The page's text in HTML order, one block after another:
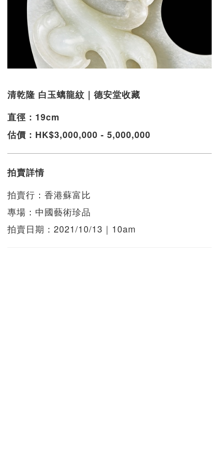
清乾隆 白玉螭龍紋｜德安堂收藏
直徑：19cm
估價：HK$3,000,000 - 5,000,000
拍賣詳情
拍賣行：香港蘇富比
專場：中國藝術珍品
拍賣日期：2021/10/13｜10am